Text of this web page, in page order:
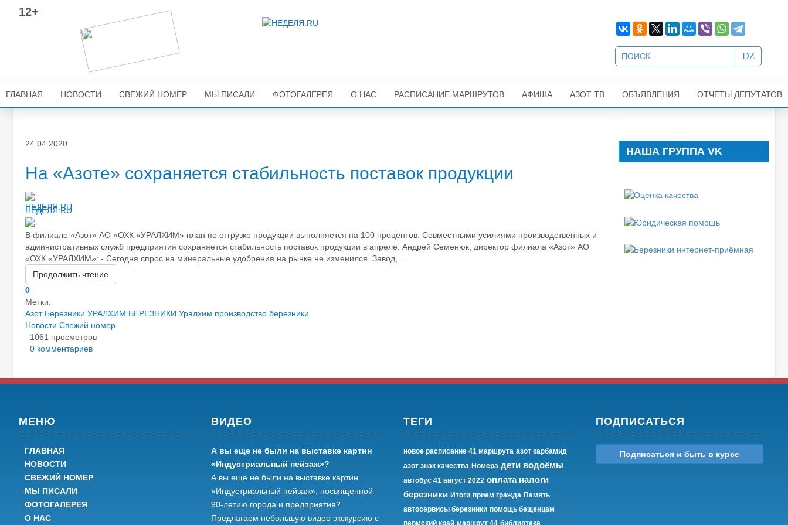
12+
ГЛАВНАЯ НОВОСТИ СВЕЖИЙ НОМЕР МЫ ПИСАЛИ ФОТОГАЛЕРЕЯ О НАС РАСПИСАНИЕ МАРШРУТОВ АФИША АЗОТ ТВ ОБЪЯВЛЕНИЯ ОТЧЕТЫ ДЕПУТАТОВ
24.04.2020
На «Азоте» сохраняется стабильность поставок продукции
НЕДЕЛЯ.RU
В филиале «Азот» АО «ОХК «УРАЛХИМ» план по отгрузке продукции выполняется на 100 процентов. Совместными усилиями производственных и
административных служб предприятия сохраняется стабильность поставок продукции в апреле. Андрей Семенюк, директор филиала «Азот» АО
«ОХК «УРАЛХИМ»: - Сегодня спрос на минеральные удобрения на рынке не изменился. Завод,...
Продолжить чтение
0
Метки:
Азот Березники УРАЛХИМ БЕРЕЗНИКИ Уралхим производство березники
Новости Свежий номер
1061 просмотров
0 комментариев
НАША ГРУППА VK
МЕНЮ
ГЛАВНАЯ
НОВОСТИ
СВЕЖИЙ НОМЕР
МЫ ПИСАЛИ
ФОТОГАЛЕРЕЯ
О НАС
ВИДЕО
А вы еще не были на выставке картин
«Индустриальный пейзаж»?
А вы еще не были на выставке картин
«Индустриальный пейзаж», посвященной
90-летию города и предприятия?
Предлагаем небольшую видео экскурсию с
ТЕГИ
новое расписание 41 маршрута азот карбамид
азот знак качества Номера дети водоёмы
автобус 41 август 2022 оплата налоги
березники Итоги прием гражда Память
автосервисы березники помощь бещенцам
пермский край маршрут 44 библиотека
ПОДПИСАТЬСЯ
Подписаться и быть в курсе